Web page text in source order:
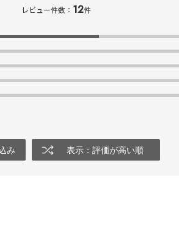
レビュー件数： 12件
み 表示：評価が高い順